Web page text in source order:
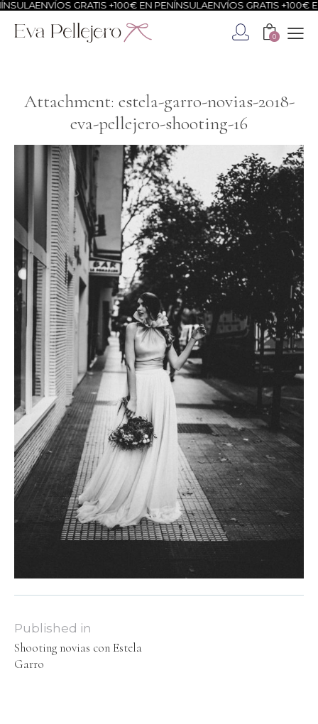
ENVÍOS GRATIS +100€ EN PENÍNSULAENVÍOS GRATIS +100€ EN
0
Attachment: estela-garro-novias-2018-
eva-pellejero-shooting-16
Published in
Shooting novias con Estela
Garro